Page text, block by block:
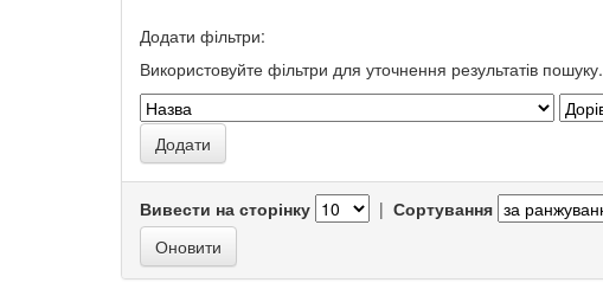
Додати фільтри:
Використовуйте фільтри для уточнення результатів пошуку.
Вивести на сторінку | Сортування